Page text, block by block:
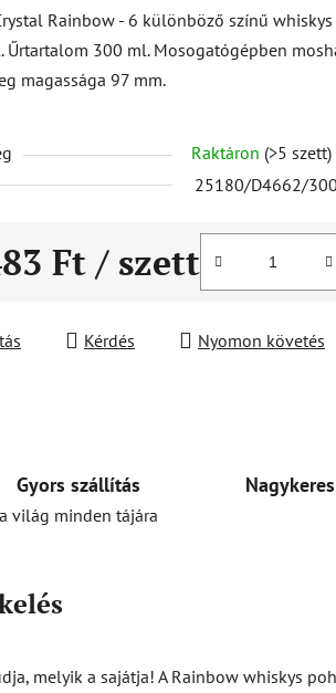
Rainbow - 6 különböző színű
Űrtartalom 300 ml. Mosogatógépben
magassága 97 mm.
Raktáron (>5 szett)
25180/D4662/
Ft / szett
Kérdés Nyomon követés
Gyors szállítás
a világ minden tájára
melyik a sajátja! A Rainbow whiskys